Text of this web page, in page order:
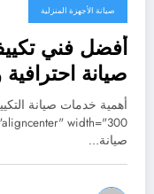
صيانة الأجهزة المنزلية
أفضل فني
صيانة
60352355
صيانة…